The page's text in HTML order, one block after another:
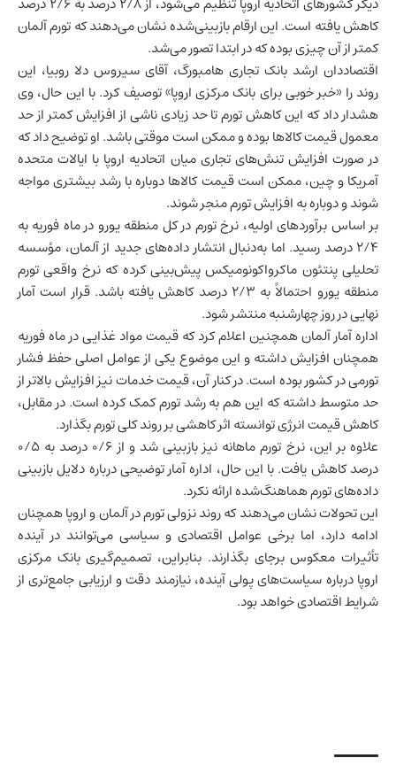
کاهش یافته است. این ارقام بازبینی‌شده نشان می‌دهند که تورم آلمان
کمتر از آن چیزی بوده که در ابتدا تصور می‌شد.
اقتصاددان ارشد بانک تجاری هامبورگ، آقای سیروس دلا روبیا، این
روند را «خبر خوبی برای بانک مرکزی اروپا» توصیف کرد. با این حال، وی
هشدار داد که این کاهش تورم تا حد زیادی ناشی از افزایش کمتر از حد
معمول قیمت کالاها بوده و ممکن است موقتی باشد. او توضیح داد که
در صورت افزایش تنش‌های تجاری میان اتحادیه اروپا با ایالات متحده
آمریکاو چین، ممکن است قیمت کالاها دوباره با رشد بیشتری مواجه
شوند و دوباره به افزایش تورم منجر شوند.
بر اساس برآوردهای اولیه، نرخ تورم در کل منطقه یورو در ماه فوریه به
۲/۴ درصد رسید. اما به‌دنبال انتشار داده‌های جدید از آلمان، مؤسسه
تحلیلی پنتئون ماکرواکونومیکس پیش‌بینی کرده که نرخ واقعی تورم
منطقه یورو احتمالاً به ۲/۳ درصد کاهش یافته باشد. قرار است آمار
نهایی در روز چهارشنبه منتشر شود.
اداره آمار آلمان همچنین اعلام کرد که قیمت مواد غذایی در ماه فوریه
همچنان افزایش داشته و این موضوع یکی از عوامل اصلی حفظ فشار
تورمی در کشور بوده است. در کنار آن، قیمت خدمات نیز افزایش بالاتر از
حد متوسط داشته که این هم به رشد تورم کمک کرده است. در مقابل،
کاهش قیمت انرژی توانسته اثر کاهشی بر روند کلی تورم بگذارد.
علاوه بر این، نرخ تورم ماهانه نیز بازبینی شد و از ۰/۶ درصد به ۰/۵
درصد کاهش یافت. با این حال، اداره آمار توضیحی درباره دلایل بازبینی
داده‌های تورم هماهنگ‌شده ارائه نکرد.
این تحولات نشان می‌دهند که روند نزولی تورم در آلمان و اروپا همچنان
ادامه دارد، اما برخی عوامل اقتصادی و سیاسی می‌توانند در آینده
تأثیرات معکوس برجای بگذارند. بنابراین، تصمیم‌گیری بانک مرکزی
اروپا درباره سیاست‌های پولی آینده، نیازمند دقت و ارزیابی جامع‌تری از
شرایط اقتصادی خواهد بود.